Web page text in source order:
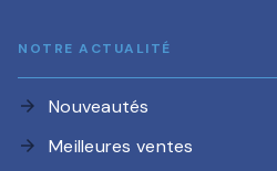
NOTRE ACTUALITÉ
arrow_forward Nouveautés
arrow_forward Meilleures ventes